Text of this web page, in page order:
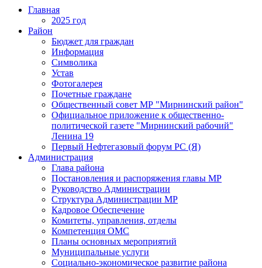
Главная
2025 год
Район
Бюджет для граждан
Информация
Символика
Устав
Фотогалерея
Почетные граждане
Общественный совет МР "Мирнинский район"
Официальное приложение к общественно-
политической газете "Мирнинский рабочий"
Ленина 19
Первый Нефтегазовый форум РС (Я)
Администрация
Глава района
Постановления и распоряжения главы МР
Руководство Администрации
Структура Администрации МР
Кадровое Обеспечение
Комитеты, управления, отделы
Компетенция ОМС
Планы основных мероприятий
Муниципальные услуги
Социально-экономическое развитие района